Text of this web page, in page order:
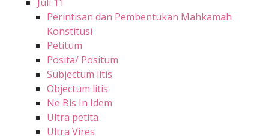
Perintisan dan Pembentukan Mahkamah
Konstitusi
Petitum
Posita/ Positum
Subjectum litis
Objectum litis
Ne Bis In Idem
Ultra petita
Ultra Vires